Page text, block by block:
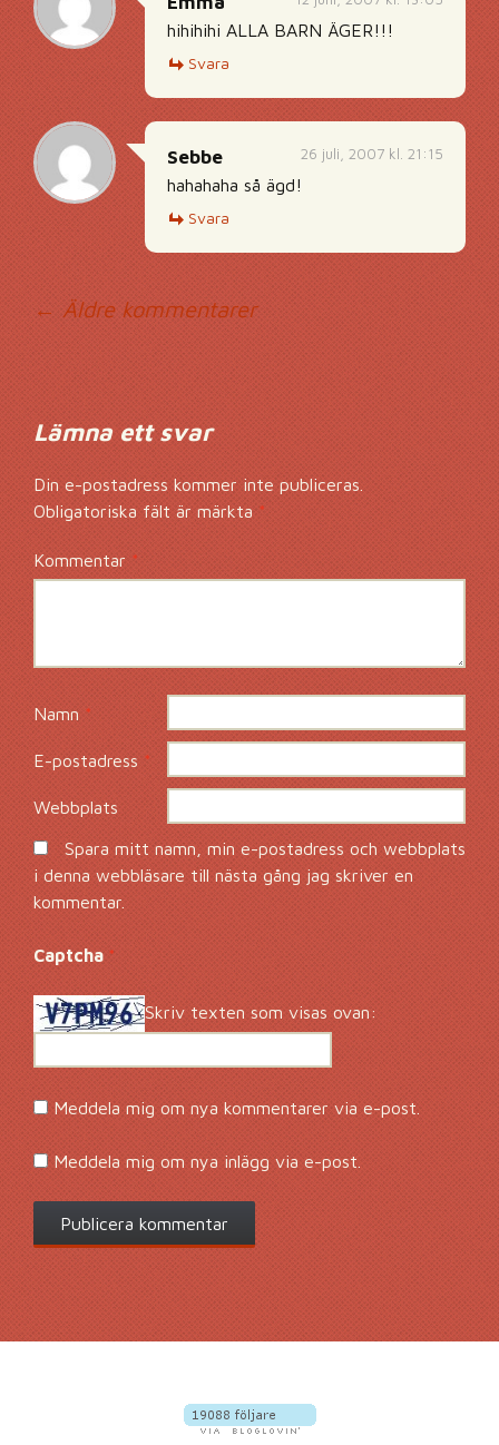
hihihihi ALLA BARN ÄGER!!!
Svara
26 juli, 2007 kl. 21:15
Sebbe
hahahaha så ägd!
Svara
← Äldre kommentarer
Lämna ett svar
Din e-postadress kommer inte publiceras.
Obligatoriska fält är märkta*
Kommentar *
Namn *
E-postadress *
Webbplats
Spara mitt namn, min e-postadress och webbplats
i denna webbläsare till nästa gång jag skriver en
kommentar.
Captcha*
Skriv texten som visas ovan:
Meddela mig om nya kommentarer via e-post.
Meddela mig om nya inlägg via e-post.